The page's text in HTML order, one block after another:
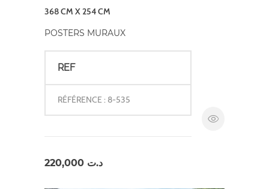
368 CM X 254 CM
POSTERS MURAUX
REF
RÉFÉRENCE : 8-535
د.ت